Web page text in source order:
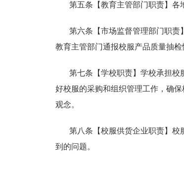
第五条【教育主管部门职责】各
第六条【市场监督管理部门职责
教育主管部门通报校服产品质量抽检
第七条【学校职责】学校承担校
好校服的采购和组织管理工作，确
观念。
第八条【校服供货企业职责】校
到的问题。